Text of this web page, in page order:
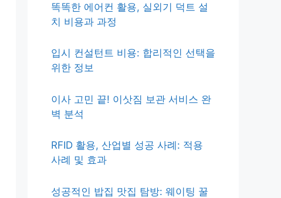
똑똑한 에어컨 활용, 실외기 덕트 설
치 비용과 과정
입시 컨설턴트 비용: 합리적인 선택을
위한 정보
이사 고민 끝! 이삿짐 보관 서비스 완
벽 분석
RFID 활용, 산업별 성공 사례: 적용
사례 및 효과
성공적인 밥집 맛집 탐방: 웨이팅 꿀